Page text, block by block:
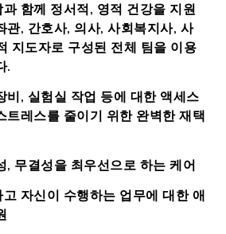
함께 정서적, 영적 건강을 지원
관, 간호사, 의사, 사회복지사, 사
지도자로 구성된 전체 팀을 이용
.
비, 실험실 작업 등에 대한 액세스
트레스를 줄이기 위한 완벽한 재택
, 무결성을 최우선으로 하는 케어
자신이 수행하는 업무에 대한 애